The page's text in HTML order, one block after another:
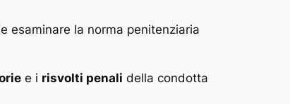
esaminare la norma penitenziaria
e i risvolti penali della condotta